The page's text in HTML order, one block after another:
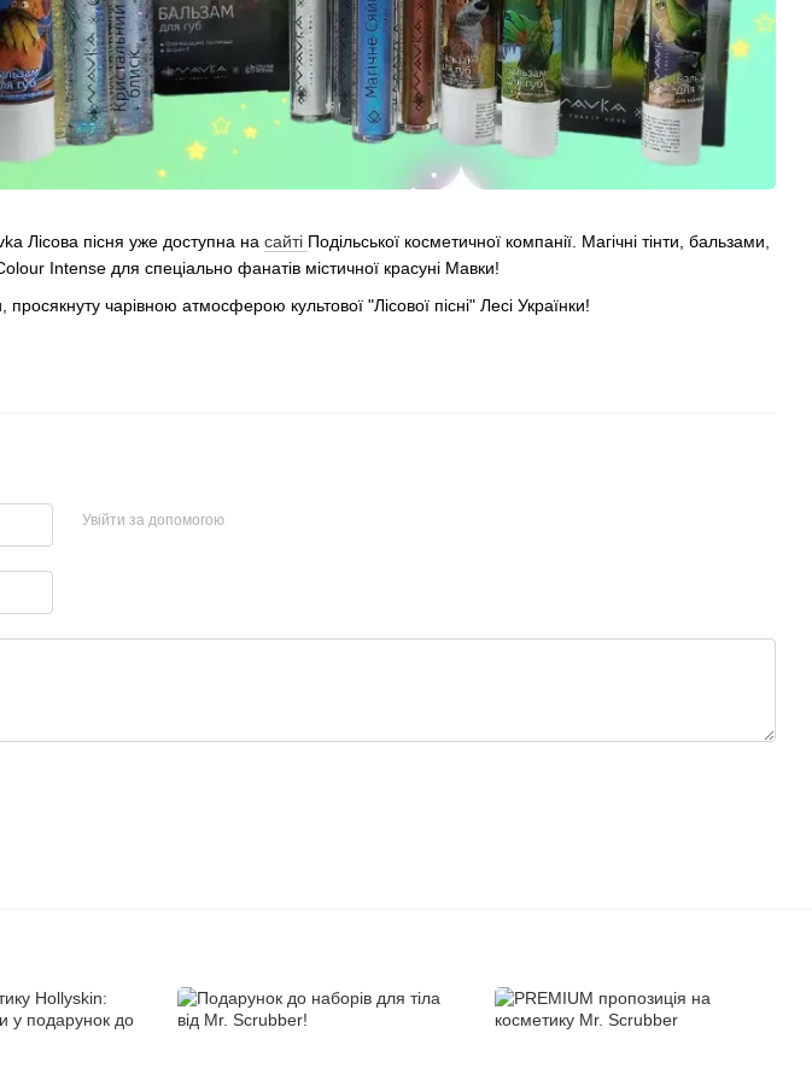
Лісова пісня уже доступна на сайті Подільської косметичної компанії. Магічні тінти, бальзами,
Intense для спеціально фанатів містичної красуні Мавки!
чарівною атмосферою культової "Лісової пісні" Лесі Українки!
Увійти за допомогою